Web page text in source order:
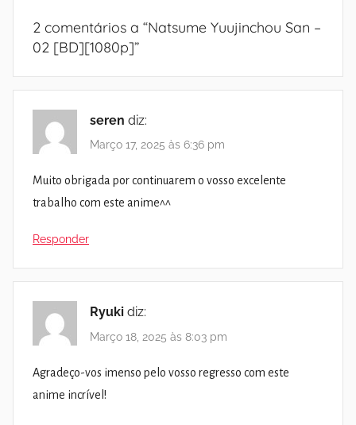
2 comentários a “Natsume Yuujinchou San –
02 [BD][1080p]”
seren diz:
Março 17, 2025 às 6:36 pm
Muito obrigada por continuarem o vosso excelente
trabalho com este anime^^
Responder
Ryuki diz:
Março 18, 2025 às 8:03 pm
Agradeço-vos imenso pelo vosso regresso com este
anime incrível!